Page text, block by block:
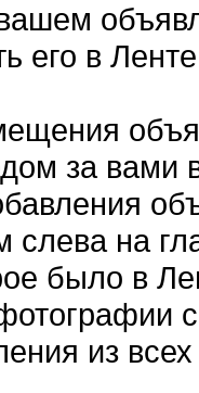
его в
за вами
слева на
было в
из всех